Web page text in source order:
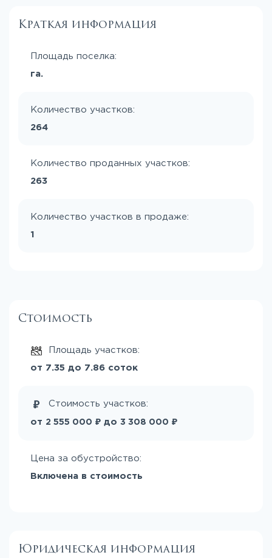
Краткая информация
Площадь поселка:
га.
Количество участков:
264
Количество проданных участков:
263
Количество участков в продаже:
1
Стоимость
Площадь участков:
от 7.35 до 7.86 соток
Стоимость участков:
от 2 555 000 ₽ до 3 308 000 ₽
Цена за обустройство:
Включена в стоимость
Юридическая информация